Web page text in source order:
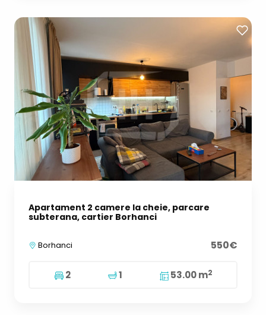
Apartament 2 camere la cheie, parcare
subterana, cartier Borhanci
Borhanci 550€
2 1 53.00 m2